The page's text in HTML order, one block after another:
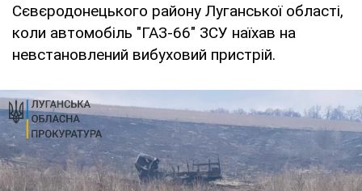
Сєвєродонецького району Луганської області,
коли автомобіль "ГАЗ-66" ЗСУ наїхав на
невстановлений вибуховий пристрій.